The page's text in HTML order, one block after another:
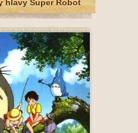
hlavy Super Robot